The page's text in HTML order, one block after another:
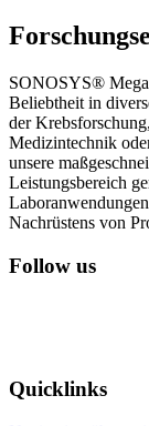
SONOSYS®
Beliebtheit in
der
Medizintechnik
unsere
Leistungsbereich
Nachrüstens von
Follow us
Quicklinks